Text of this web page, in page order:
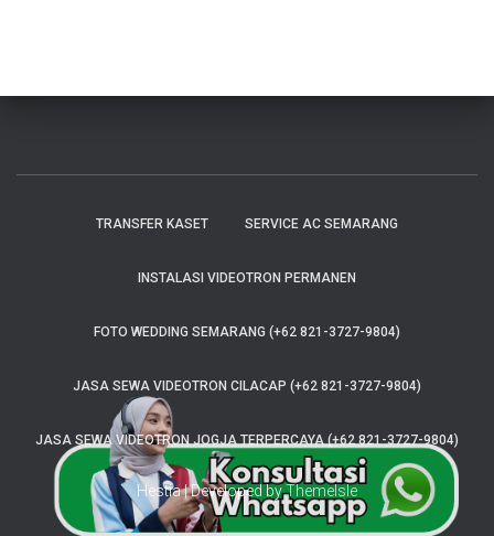
TRANSFER KASET SERVICE AC SEMARANG
INSTALASI VIDEOTRON PERMANEN
FOTO WEDDING SEMARANG (+62 821-3727-9804)
JASA SEWA VIDEOTRON CILACAP (+62 821-3727-9804)
JASA SEWA VIDEOTRON JOGJA TERPERCAYA (+62 821-3727-9804)
Hestia | Developed byThemeIsle